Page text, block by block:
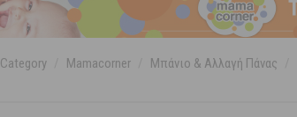
Mamacorner Μπάνιο & Αλλαγή Πάνας